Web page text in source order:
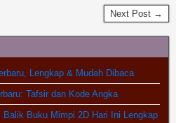
Next Post →
Lengkap & Mudah Dibaca
Tafsir dan Kode Angka
Buku Mimpi 2D Hari Ini Lengkap